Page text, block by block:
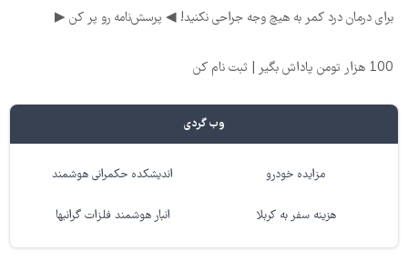
برای درمان درد کمر به هیچ وجه جراحی نکنید! ◀ پرسش‌نامه رو پر کن ▶
100 هزار تومن پاداش بگیر | ثبت نام کن
وب گردی
مزایده خودرو اندیشکده حکمرانی هوشمند
هزینه سفر به کربلا انبار هوشمند فلزات گرانبها